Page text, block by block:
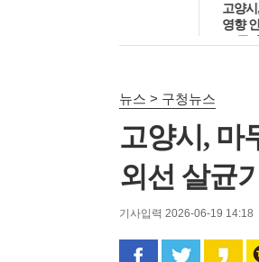
고양시,
영향 인
도 증가세
뉴스 > 구청뉴스
고양시, 마
외선 살균
기사입력 2026-06-19 14:18
페이스북으로
트위터로